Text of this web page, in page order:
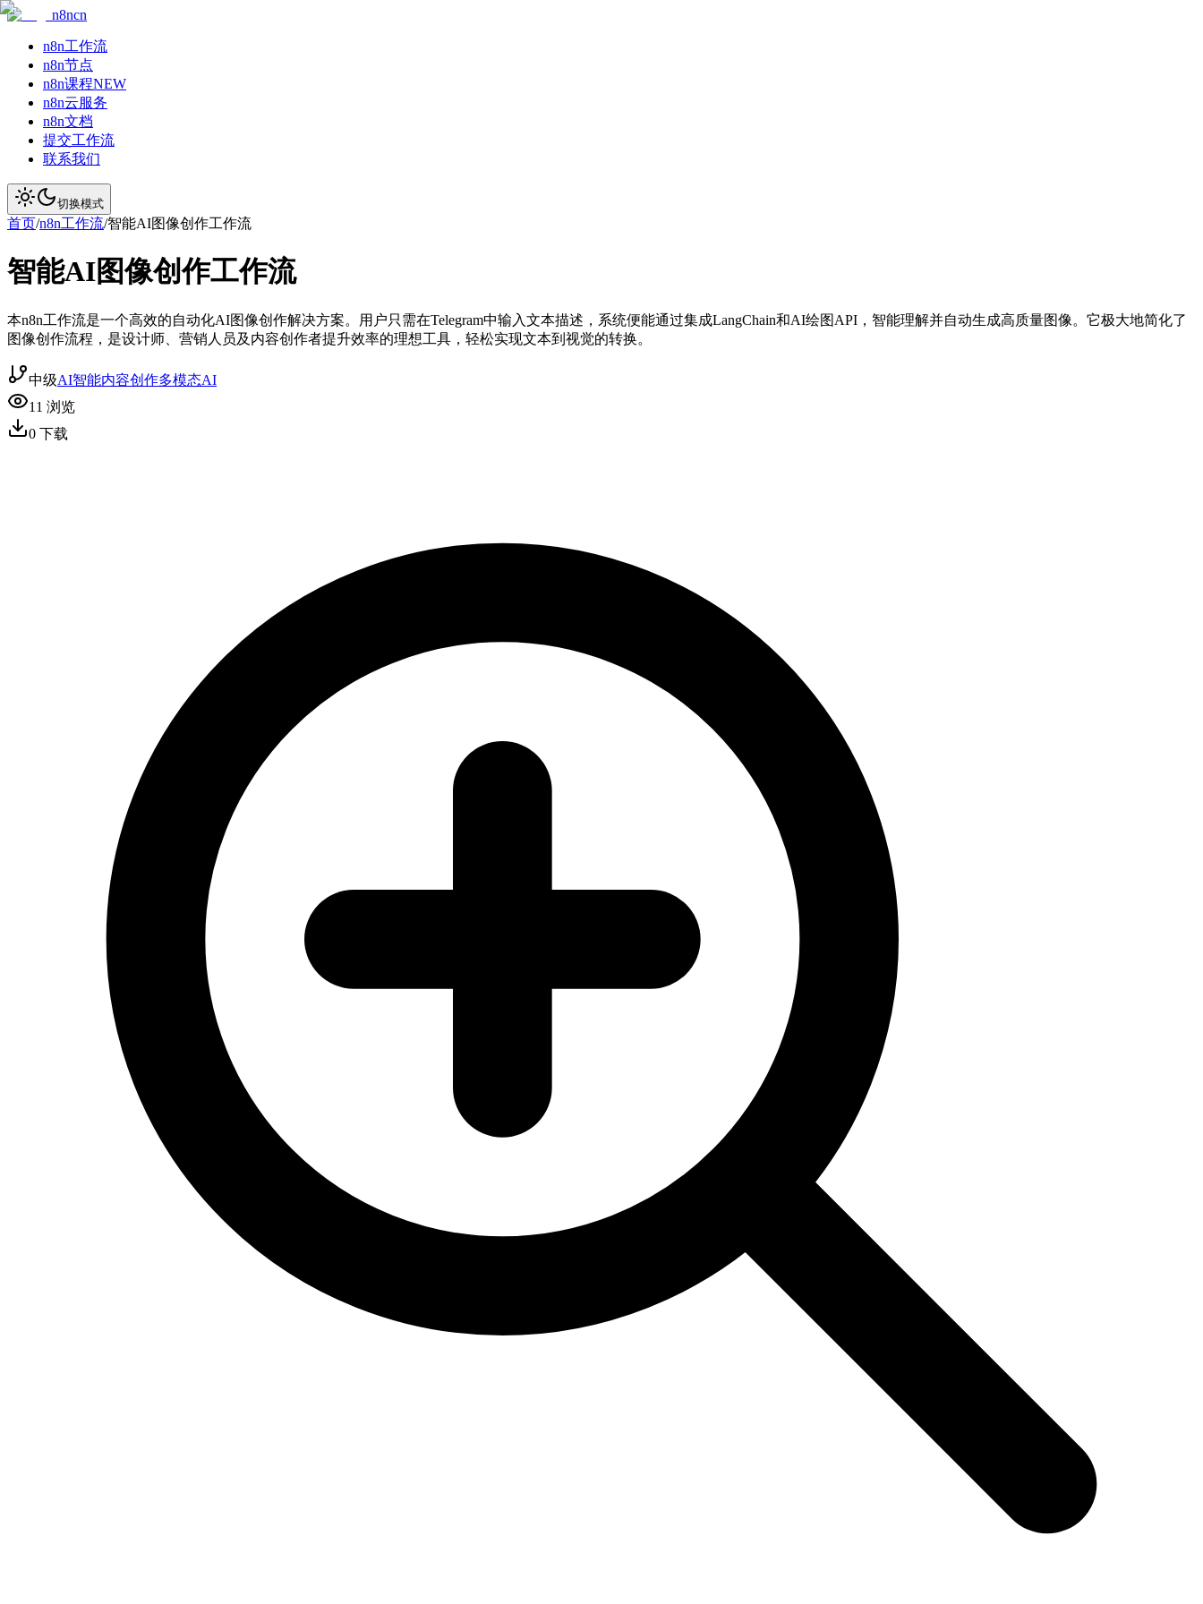
n8ncn
n8n工作流
n8n节点
n8n课程NEW
n8n云服务
n8n文档
提交工作流
联系我们
切换模式
首页/n8n工作流/智能AI图像创作工作流
智能AI图像创作工作流
本n8n工作流是一个高效的自动化AI图像创作解决方案。用户只需在Telegram中输入文本描述，系统便能通过集成LangChain和AI绘图API，智能理解并自动生成高质量图像。它极大地简化了
图像创作流程，是设计师、营销人员及内容创作者提升效率的理想工具，轻松实现文本到视觉的转换。
中级AI智能内容创作多模态AI
11 浏览
0 下载